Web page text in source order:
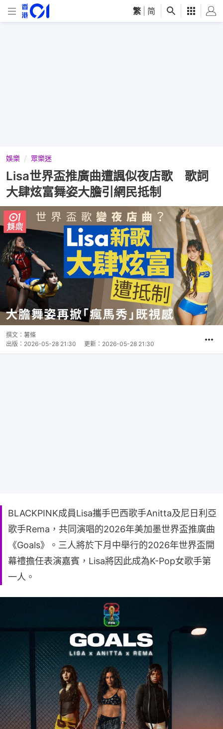
繁 简
娛樂 眾樂迷
Lisa世界盃推廣曲遭諷似夜店歌 歌詞
大肆炫富舞姿大膽引網民抵制
撰文： 薯條
出版： 2026-05-28 21:30 更新： 2026-05-28 21:30
BLACKPINK成員Lisa攜手巴西歌手Anitta及尼日利亞
歌手Rema，共同演唱的2026年美加墨世界盃推廣曲
《Goals》。三人將於下月中舉行的2026年世界盃開
幕禮擔任表演嘉賓，Lisa將因此成為K-Pop女歌手第
一人。